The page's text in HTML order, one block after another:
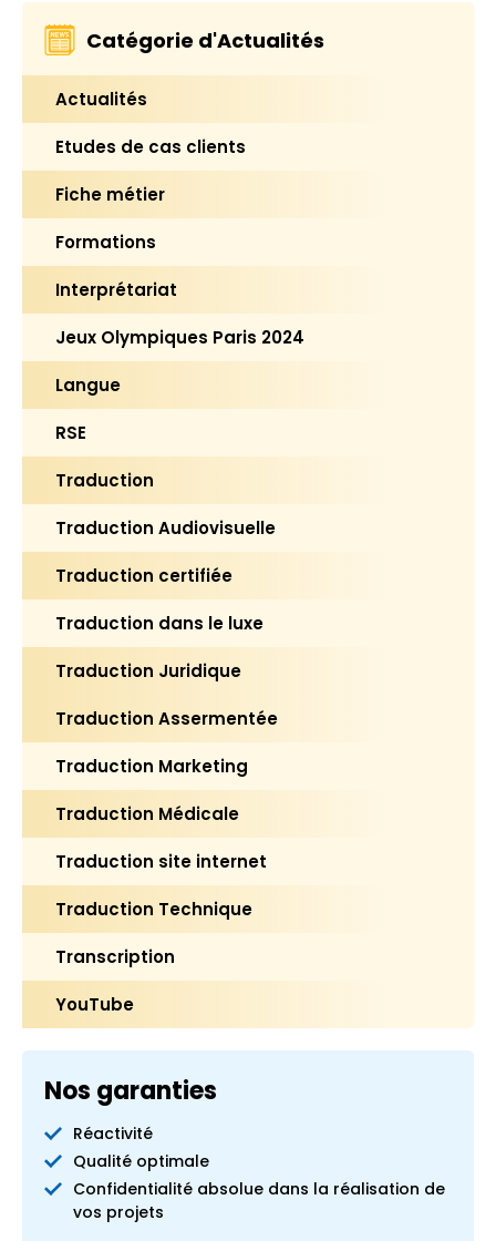
Catégorie d'Actualités
Actualités
Etudes de cas clients
Fiche métier
Formations
Interprétariat
Jeux Olympiques Paris 2024
Langue
RSE
Traduction
Traduction Audiovisuelle
Traduction certifiée
Traduction dans le luxe
Traduction Juridique
Traduction Assermentée
Traduction Marketing
Traduction Médicale
Traduction site internet
Traduction Technique
Transcription
YouTube
Nos garanties
Réactivité
Qualité optimale
Confidentialité absolue dans la réalisation de
vos projets